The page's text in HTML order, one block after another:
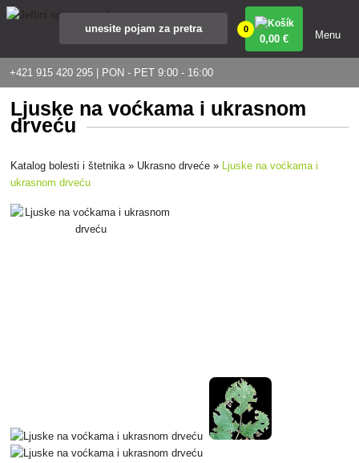
+421 915 420 295 | PON - PET 9:00 - 16:00
0
0,00 € Menu
Ljuske na voćkama i ukrasnom
drveću
Katalog bolesti i štetnika » Ukrasno drveće »
Ljuske na voćkama i
ukrasnom drveću